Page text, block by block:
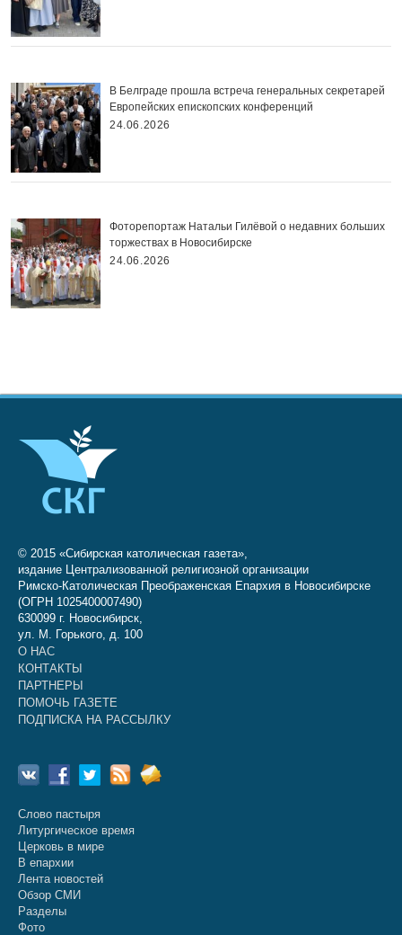
В Белграде прошла встреча генеральных секретарей
Европейских епископских конференций
24.06.2026
Фоторепортаж Натальи Гилёвой о недавних больших
торжествах в Новосибирске
24.06.2026
© 2015 «Сибирская католическая газета»,
издание Централизованной религиозной организации
Римско-Католическая Преображенская Епархия в Новосибирске
(ОГРН 1025400007490)
630099 г. Новосибирск,
ул. М. Горького, д. 100
О НАС
КОНТАКТЫ
ПАРТНЕРЫ
ПОМОЧЬ ГАЗЕТЕ
ПОДПИСКА НА РАССЫЛКУ
Слово пастыря
Литургическое время
Церковь в мире
В епархии
Лента новостей
Обзор СМИ
Разделы
Фото